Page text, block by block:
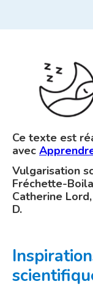
Ce texte est
avec
Vulgarisation
Fréchette-
Catherine
D.